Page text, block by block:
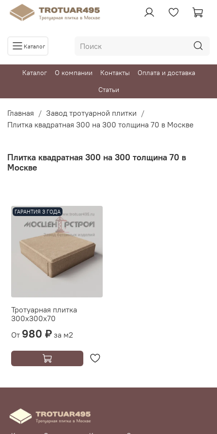
Каталог
Каталог О компании Контакты
Оплата и доставка
Статьи
Главная
Завод тротуарной плитки
Плитка квадратная 300 на 300 толщина 70 в Москве
Плитка квадратная 300 на 300 толщина 70 в
Москве
ГАРАНТИЯ 3 ГОДА
Тротуарная плитка
300х300х70
От 980 ₽ за м2